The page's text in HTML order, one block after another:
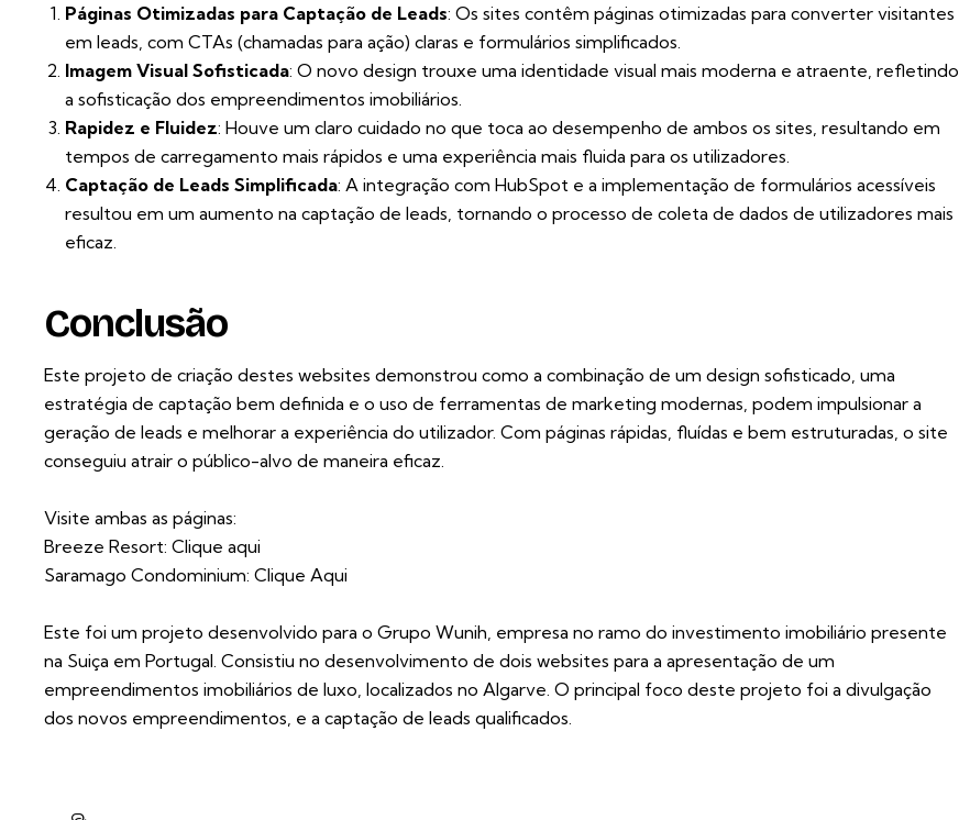
Páginas Otimizadas para Captação de Leads: Os sites contêm páginas otimizadas para converter visitantes
em leads, com CTAs (chamadas para ação) claras e formulários simplificados.
Imagem Visual Sofisticada: O novo design trouxe uma identidade visual mais moderna e atraente, refletindo
a sofisticação dos empreendimentos imobiliários.
Rapidez e Fluidez: Houve um claro cuidado no que toca ao desempenho de ambos os sites, resultando em
tempos de carregamento mais rápidos e uma experiência mais fluida para os utilizadores.
Captação de Leads Simplificada: A integração com HubSpot e a implementação de formulários acessíveis
resultou em um aumento na captação de leads, tornando o processo de coleta de dados de utilizadores mais
eficaz.
Conclusão
Este projeto de criação destes websites demonstrou como a combinação de um design sofisticado, uma
estratégia de captação bem definida e o uso de ferramentas de marketing modernas, podem impulsionar a
geração de leads e melhorar a experiência do utilizador. Com páginas rápidas, fluídas e bem estruturadas, o site
conseguiu atrair o público-alvo de maneira eficaz.
Visite ambas as páginas:
Breeze Resort: Clique aqui
Saramago Condominium: Clique Aqui
Este foi um projeto desenvolvido para o Grupo Wunih, empresa no ramo do investimento imobiliário presente
na Suiça em Portugal. Consistiu no desenvolvimento de dois websites para a apresentação de um
empreendimentos imobiliários de luxo, localizados no Algarve. O principal foco deste projeto foi a divulgação
dos novos empreendimentos, e a captação de leads qualificados.